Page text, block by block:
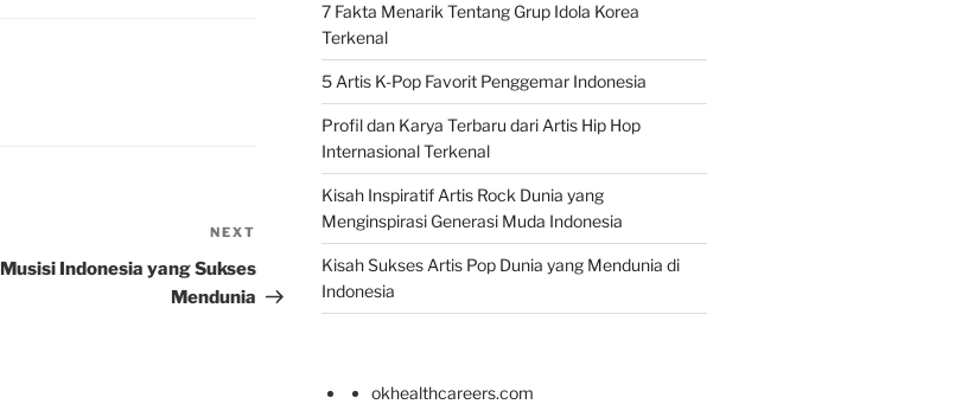
Post
NEXT
Musisi Indonesia yang Sukses
Mendunia
7 Fakta Menarik Tentang Grup Idola Korea
Terkenal
5 Artis K-Pop Favorit Penggemar Indonesia
Profil dan Karya Terbaru dari Artis Hip Hop
Internasional Terkenal
Kisah Inspiratif Artis Rock Dunia yang
Menginspirasi Generasi Muda Indonesia
Kisah Sukses Artis Pop Dunia yang Mendunia di
Indonesia
okhealthcareers.com